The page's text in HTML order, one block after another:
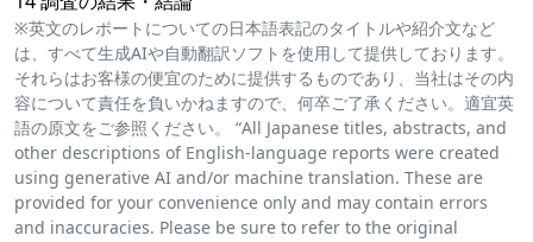
※英文のレポートについての日本語表記のタイトルや紹介文など
は、すべて生成AIや自動翻訳ソフトを使用して提供しております。
それらはお客様の便宜のために提供するものであり、当社はその内
容について責任を負いかねますので、何卒ご了承ください。適宜英
語の原文をご参照ください。 “All Japanese titles, abstracts, and
other descriptions of English-language reports were created
using generative AI and/or machine translation. These are
provided for your convenience only and may contain errors
and inaccuracies. Please be sure to refer to the original